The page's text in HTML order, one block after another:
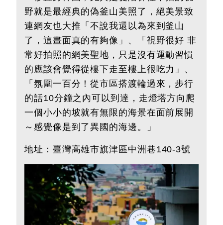
野就是最經典的偽釜山美照了，絕美景致
連網友也大推「不說我還以為來到釜山
了，這畫面真的有夠像」、「視野很好 非
常好拍照的網美聖地，只是沒有運動習慣
的應該會覺得從樓下走至樓上很吃力」、
「氛圍一百分！從市區搭渡輪過來，步行
的話10分鐘之內可以到達，走燈塔方向爬
一個小小的坡就有無限的海景在面前展開
～感覺像是到了異國的海邊。」
地址： 臺灣高雄市旗津區中洲巷140-3號